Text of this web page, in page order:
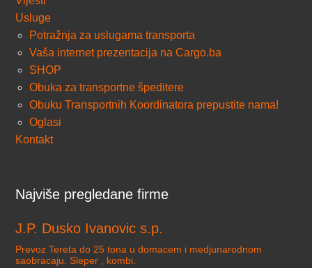
Usluge
Potražnja za uslugama transporta
Vaša internet prezentacija na Cargo.ba
SHOP
Obuka za transportne špeditere
Obuku Transportnih Koordinatora prepustite nama!
Oglasi
Kontakt
Najviše pregledane firme
J.P. Dusko Ivanovic s.p.
Prevoz Tereta do 25 tona u domacem i medjunarodnom
saobracaju. Sleper , kombi.